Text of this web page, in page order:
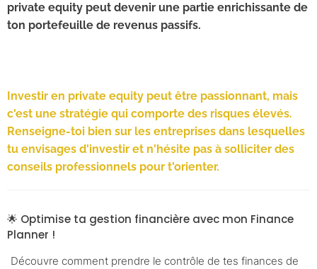
private equity peut devenir une partie enrichissante de
ton portefeuille de revenus passifs.
Investir en private equity peut être passionnant, mais
c'est une stratégie qui comporte des risques élevés.
Renseigne-toi bien sur les entreprises dans lesquelles
tu envisages d'investir et n'hésite pas à solliciter des
conseils professionnels pour t'orienter.
🌟 Optimise ta gestion financière avec mon Finance
Planner !
Découvre comment prendre le contrôle de tes finances de